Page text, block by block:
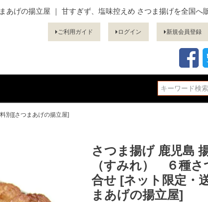
あげの揚立屋 ｜ 甘すぎず、塩味控えめ さつま揚げを全国へ
ご利用ガイド ログイン 新規会員登録
別][さつまあげの揚立屋]
さつま揚げ 鹿児島
（すみれ） ６種さ
合せ [ネット限定・
まあげの揚立屋]